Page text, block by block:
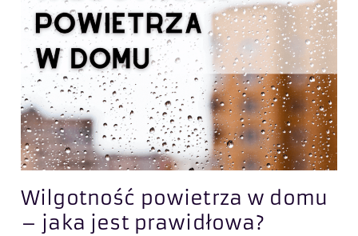
Wilgotność powietrza w domu
– jaka jest prawidłowa?